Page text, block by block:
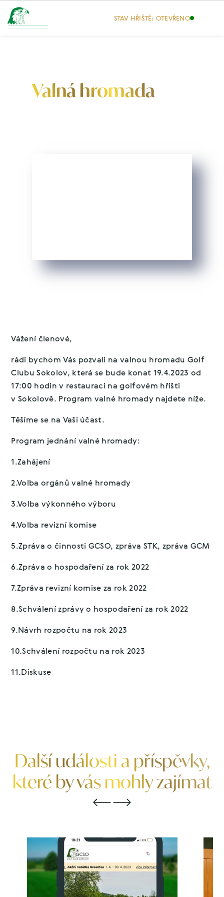
STAV HŘIŠTĚ: OTEVŘENO
Valná hromada
Vážení členové,
rádi bychom Vás pozvali na valnou hromadu Golf
Clubu Sokolov, která se bude konat 19.4.2023 od
17:00 hodin v restauraci na golfovém hřišti
v Sokolově. Program valné hromady najdete níže.
Těšíme se na Vaši účast.
Program jednání valné hromady:
1.Zahájení
2.Volba orgánů valné hromady
3.Volba výkonného výboru
4.Volba revizní komise
5.Zpráva o činnosti GCSO, zpráva STK, zpráva GCM
6.Zpráva o hospodaření za rok 2022
7.Zpráva revizní komise za rok 2022
8.Schválení zprávy o hospodaření za rok 2022
9.Návrh rozpočtu na rok 2023
10.Schválení rozpočtu na rok 2023
11.Diskuse
Další události a příspěvky,
které by vás mohly zajímat